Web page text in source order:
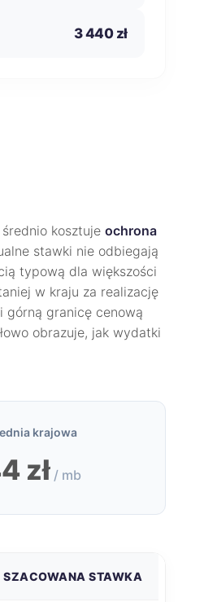
3 440 zł
kosztuje ochrona
stawki nie odbiegają
typową dla większości
w kraju za realizację
górną granicę cenową
obrazuje, jak wydatki
krajowa
zł / mb
SZACOWANA STAWKA